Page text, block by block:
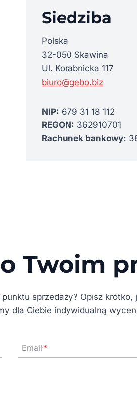
Siedziba
Polska
32-050 Skawina
Ul. Korabnicka 117
biuro@gebo.biz
NIP: 679 31 18 112
REGON: 362910701
Rachunek bankowy:
Twoim
sprzedaży? Opisz krótko,
dla Ciebie indywidualną
Email *